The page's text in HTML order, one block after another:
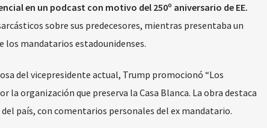
en un podcast con motivo del 250º aniversario de EE.
sobre sus predecesores, mientras presentaba un
los mandatarios estadounidenses.
del vicepresidente actual, Trump promocionó “Los
organización que preserva la Casa Blanca. La obra destaca
país, con comentarios personales del ex mandatario.